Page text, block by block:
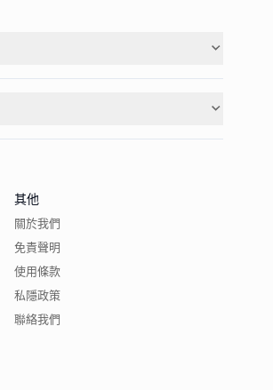
其他
關於我們
免責聲明
使用條款
私隱政策
聯絡我們